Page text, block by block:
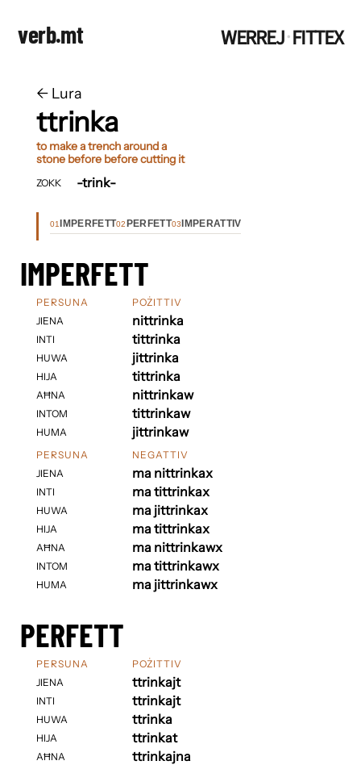
verb.mt WERREJ·FITTEX
← ​​Lura
ttrinka
to make a trench around a
stone before before cutting it
ZOKK -trink-
01 IMPERFETT02 PERFETT03 IMPERATTIV
IMPERFETT
PERSUNA
JIENA
INTI
HUWA
HIJA
AĦNA
INTOM
HUMA
POŻITTIV
nittrinka
tittrinka
jittrinka
tittrinka
nittrinkaw
tittrinkaw
jittrinkaw
PERSUNA
JIENA
INTI
HUWA
HIJA
AĦNA
INTOM
HUMA
NEGATTIV
ma nittrinkax
ma tittrinkax
ma jittrinkax
ma tittrinkax
ma nittrinkawx
ma tittrinkawx
ma jittrinkawx
PERFETT
PERSUNA
JIENA
INTI
HUWA
HIJA
AĦNA
POŻITTIV
ttrinkajt
ttrinkajt
ttrinka
ttrinkat
ttrinkajna